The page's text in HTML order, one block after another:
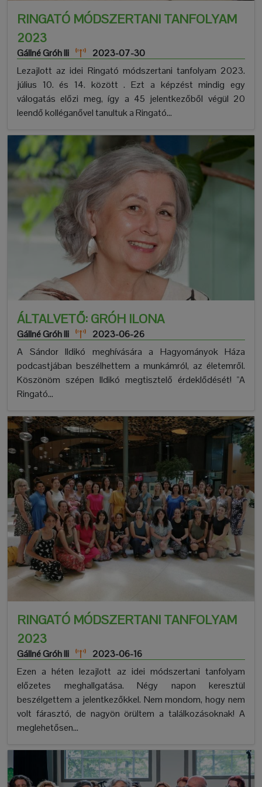
RINGATÓ MÓDSZERTANI TANFOLYAM
2023
Gállné Gróh Ili
2023-07-30
Lezajlott az idei Ringató módszertani tanfolyam 2023.
július 10. és 14. között . Ezt a képzést mindig egy
válogatás előzi meg, így a 45 jelentkezőből végül 20
leendő kolléganővel tanultuk a Ringató...
ÁLTALVETŐ: GRÓH ILONA
Gállné Gróh Ili
2023-06-26
A Sándor Ildikó meghívására a Hagyományok Háza
podcastjában beszélhettem a munkámról, az életemről.
Köszönöm szépen Ildikó megtisztelő érdeklődését! "A
Ringató...
RINGATÓ MÓDSZERTANI TANFOLYAM
2023
Gállné Gróh Ili
2023-06-16
Ezen a héten lezajlott az idei módszertani tanfolyam
előzetes meghallgatása. Négy napon keresztül
beszélgettem a jelentkezőkkel. Nem mondom, hogy nem
volt fárasztó, de nagyön örültem a találkozásoknak! A
meglehetősen...